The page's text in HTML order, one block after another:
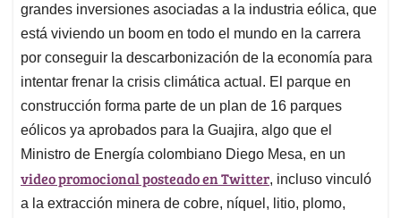
grandes inversiones asociadas a la industria eólica, que
está viviendo un boom en todo el mundo en la carrera
por conseguir la descarbonización de la economía para
intentar frenar la crisis climática actual. El parque en
construcción forma parte de un plan de 16 parques
eólicos ya aprobados para la Guajira, algo que el
Ministro de Energía colombiano Diego Mesa, en un
video promocional posteado en Twitter, incluso vinculó
a la extracción minera de cobre, níquel, litio, plomo,